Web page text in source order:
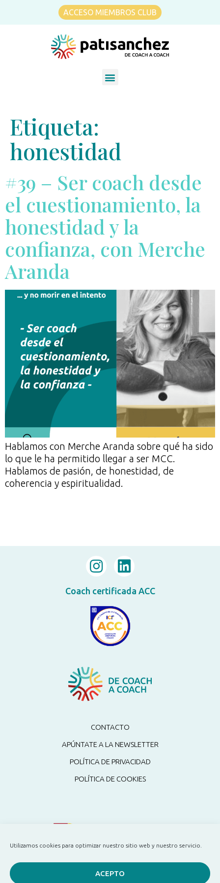
Utilizamos cookies para optimizar nuestro sitio web y nuestro servicio.
ACEPTO
ACCESO MIEMBROS CLUB
Etiqueta:
honestidad
#39 – Ser coach desde
el cuestionamiento, la
honestidad y la
confianza, con Merche
Aranda
Hablamos con Merche Aranda sobre qué ha sido
lo que le ha permitido llegar a ser MCC.
Hablamos de pasión, de honestidad, de
coherencia y espiritualidad.
CONTACTO
APÚNTATE A LA NEWSLETTER
POLÍTICA DE PRIVACIDAD
POLÍTICA DE COOKIES
Coach certificada ACC